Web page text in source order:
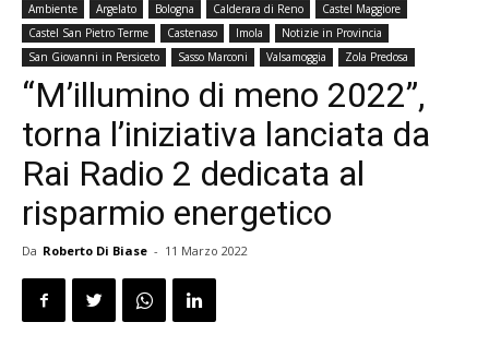
Ambiente Argelato Bologna Calderara di Reno
Castel Maggiore
Castel San Pietro Terme
Castenaso Imola
Notizie in Provincia
San Giovanni in Persiceto
Sasso Marconi Valsamoggia Zola Predosa
“M’illumino di meno 2022”,
torna l’iniziativa lanciata da
Rai Radio 2 dedicata al
risparmio energetico
Da Roberto Di Biase - 11 Marzo 2022